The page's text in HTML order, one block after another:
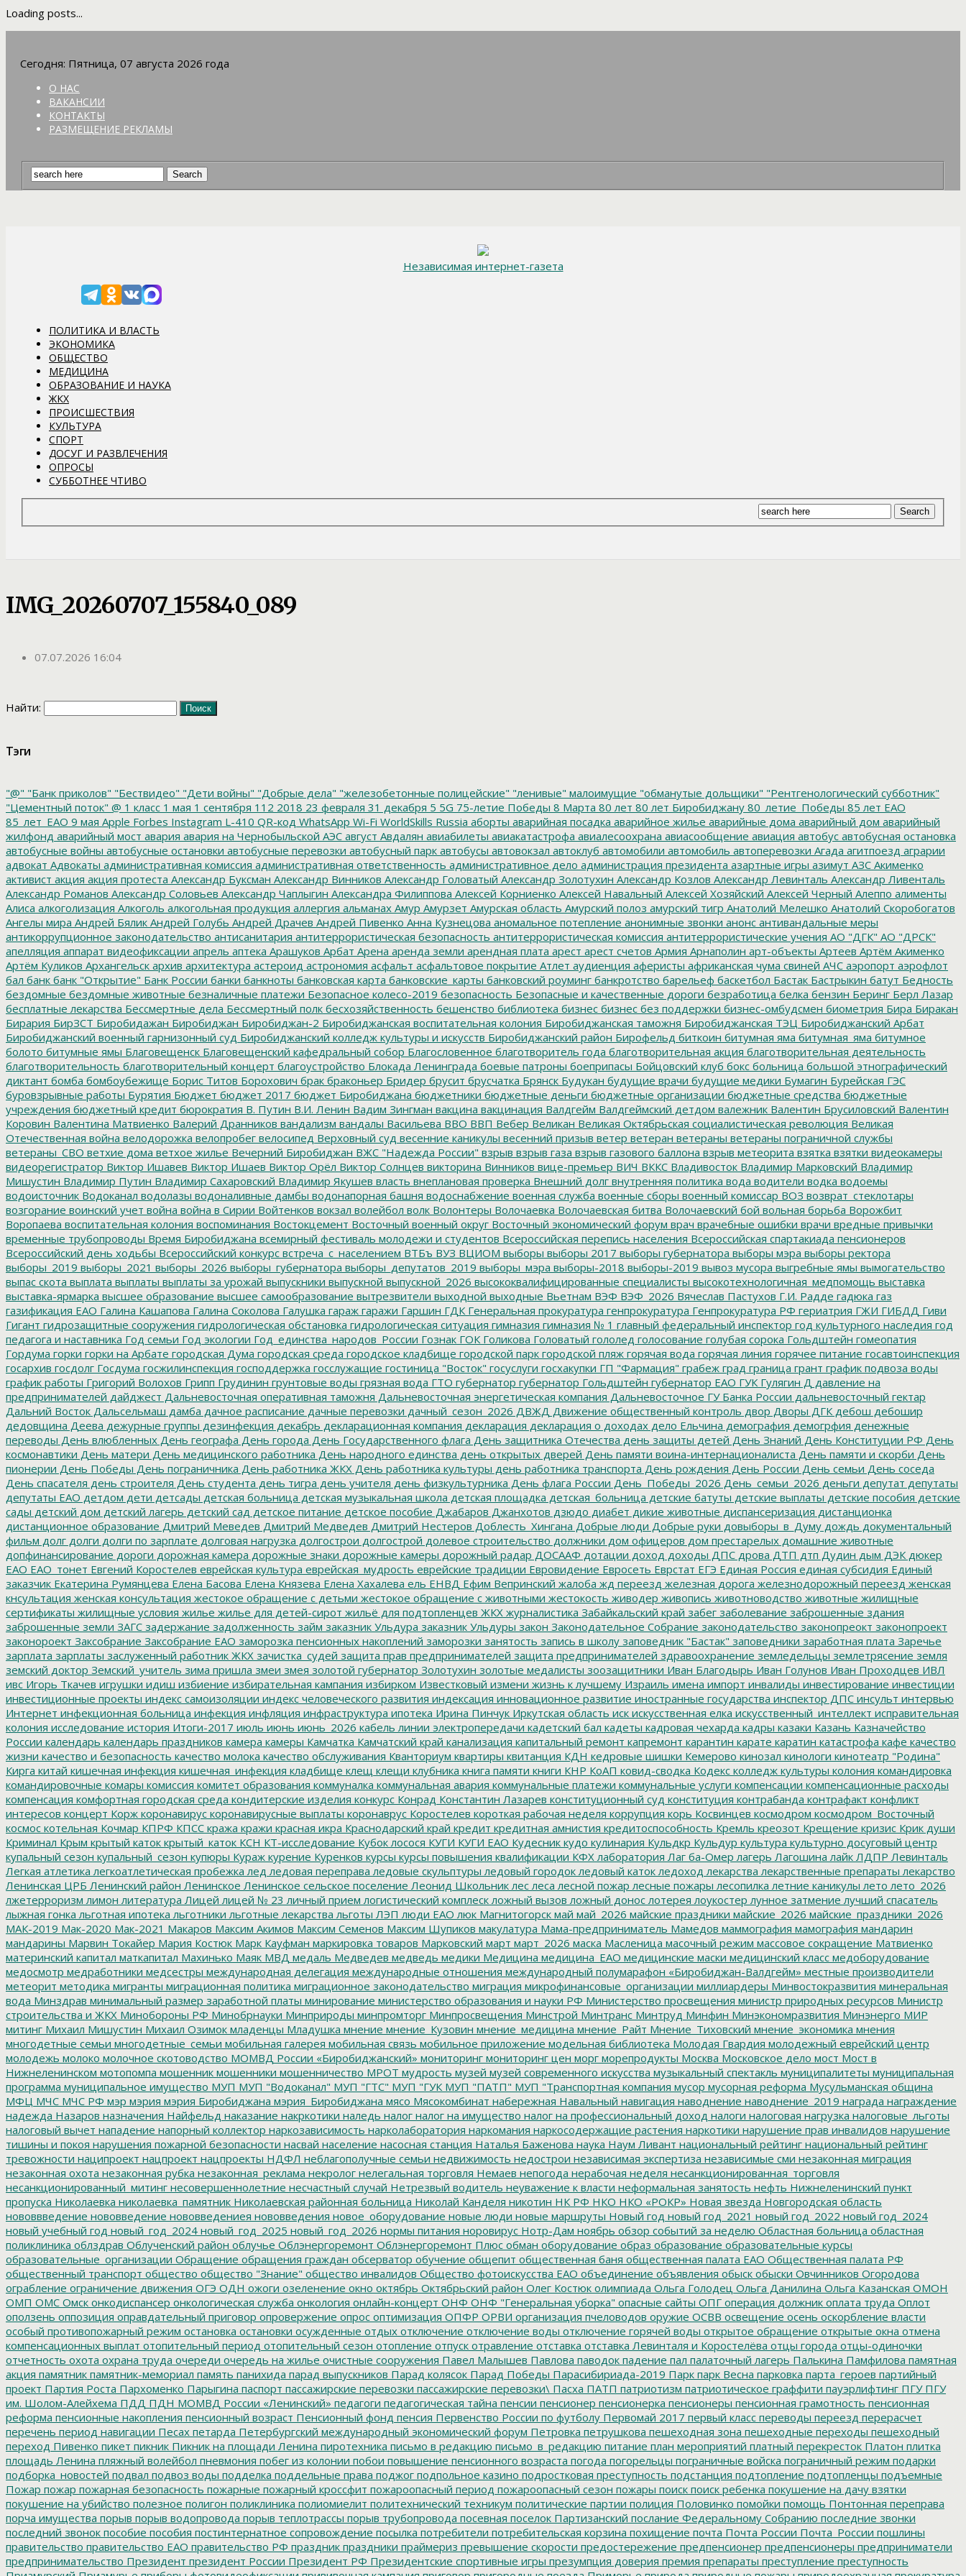
Loading posts...
Сегодня: Пятница, 07 августа 2026 года
О НАС
ВАКАНСИИ
КОНТАКТЫ
РАЗМЕЩЕНИЕ РЕКЛАМЫ
Независимая интернет-газета
ПОЛИТИКА И ВЛАСТЬ
ЭКОНОМИКА
ОБЩЕСТВО
МЕДИЦИНА
ОБРАЗОВАНИЕ И НАУКА
ЖКХ
ПРОИСШЕСТВИЯ
КУЛЬТУРА
СПОРТ
ДОСУГ И РАЗВЛЕЧЕНИЯ
ОПРОСЫ
СУББОТНЕЕ ЧТИВО
IMG_20260707_155840_089
07.07.2026 16:04
Найти:
Тэги
"@" "Банк приколов" "Бествидео" "Дети войны" "Добрые дела" "железобетонные полицейские" "ленивые" малоимущие "обманутые дольщики" "Рентгенологический субботник"
"Цементный поток" @ 1 класс 1 мая 1 сентября 112 2018 23 февраля 31 декабря 5 5G 75-летие Победы 8 Марта 80 лет 80 лет Биробиджану 80_летие_Победы 85 лет ЕАО
85_лет_ЕАО 9 мая Apple Forbes Instagram L-410 QR-код WhatsApp Wi-Fi WorldSkills Russia аборты аварийная посадка аварийное жилье аварийные дома аварийный дом аварийный
жилфонд аварийный мост авария авария на Чернобыльской АЭС август Авдалян авиабилеты авиакатастрофа авиалесоохрана авиасообщение авиация автобус автобусная остановка
автобусные войны автобусные остановки автобусные перевозки автобусный парк автобусы автовокзал автоклуб автомобили автомобиль автоперевозки Агада агитпоезд аграрии
адвокат Адвокаты административная комиссия административная ответственность административное дело администрация президента азартные игры азимут АЗС Акименко
активист акция акция протеста Александр Буксман Александр Винников Александр Головатый Александр Золотухин Александр Козлов Александр Левинталь Александр Ливенталь
Александр Романов Александр Соловьев Александр Чаплыгин Александра Филиппова Алексей Корниенко Алексей Навальный Алексей Хозяйский Алексей Черный Алеппо алименты
Алиса алкоголизация Алкоголь алкогольная продукция аллергия альманах Амур Амурзет Амурская область Амурский полоз амурский тигр Анатолий Мелешко Анатолий Скоробогатов
Ангелы мира Андрей Бялик Андрей Голубь Андрей Драчев Андрей Пивенко Анна Кузнецова аномальное потепление анонимные звонки анонс антивандальные меры
антикоррупционное законодательство антисанитария антитеррористическая безопасность антитеррористическая комиссия антитеррористические учения АО "ДГК" АО "ДРСК"
апелляция аппарат видеофиксации апрель аптека Арашуков Арбат Арена аренда земли арендная плата арест арест счетов Армия Арнаполин арт-объекты Артеев Артём Акименко
Артём Куликов Архангельск архив архитектура астероид астрономия асфальт асфальтовое покрытие Атлет аудиенция аферисты африканская чума свиней АЧС аэропорт аэрофлот
бал банк банк "Открытие" Банк России банки банкноты банковская карта банковские_карты банковский роуминг банкротство барельеф баскетбол Бастак Бастрыкин батут Бедность
бездомные бездомные животные безналичные платежи Безопасное колесо-2019 безопасность Безопасные и качественные дороги безработица белка бензин Беринг Берл Лазар
бесплатные лекарства Бессмертные дела Бессмертный полк бесхозяйственность бешенство библиотека бизнес бизнес без поддержки бизнес-омбудсмен биометрия Бира Биракан
Бирария БирЗСТ Биробидажан Биробиджан Биробиджан-2 Биробиджанская воспитательная колония Биробиджанская таможня Биробиджанская ТЭЦ Биробиджанский Арбат
Биробиджанский военный гарнизонный суд Биробиджанский колледж культуры и искусств Биробиджанский район Бирофельд биткоин битумная яма битумная_яма битумное
болото битумные ямы Благовещенск Благовещенский кафедральный собор Благословенное благотворитель года благотворительная акция благотворительная деятельность
благотворительность благотворительный концерт благоустройство Блокада Ленинграда боевые патроны боеприпасы Бойцовский клуб бокс больница большой этнографический
диктант бомба бомбоубежище Борис Титов Борохович брак браконьер Бридер брусит брусчатка Брянск Будукан будущие врачи будущие медики Бумагин Бурейская ГЭС
буровзрывные работы Бурятия Бюджет бюджет 2017 бюджет Биробиджана бюджетники бюджетные деньги бюджетные организации бюджетные средства бюджетные
учреждения бюджетный кредит бюрократия В. Путин В.И. Ленин Вадим Зингман вакцина вакцинация Валдгейм Валдгеймский детдом валежник Валентин Брусиловский Валентин
Коровин Валентина Матвиенко Валерий Дранников вандализм вандалы Васильева ВВО ВВП Вебер Великан Великая Октябрьская социалистическая революция Великая
Отечественная война велодорожка велопробег велосипед Верховный суд весенние каникулы весенний призыв ветер ветеран ветераны ветераны пограничной службы
ветераны_СВО ветхие дома ветхое жилье Вечерний Биробиджан ВЖС "Надежда России" взрыв взрыв газа взрыв газового баллона взрыв метеорита взятка взятки видеокамеры
видеорегистратор Виктор Ишавев Виктор Ишаев Виктор Орёл Виктор Солнцев викторина Винников вице-премьер ВИЧ ВККС Владивосток Владимир Марковский Владимир
Мишустин Владимир Путин Владимир Сахаровский Владимир Якушев власть внеплановая проверка Внешний долг внутренняя политика вода водители водка водоемы
водоисточник Водоканал водолазы водоналивные дамбы водонапорная башня водоснабжение военная служба военные сборы военный комиссар ВОЗ возврат_стеклотары
возгорание воинский учет война война в Сирии Войтенков вокзал волейбол волк Волонтеры Волочаевка Волочаевская битва Волочаевский бой вольная борьба Ворожбит
Воропаева воспитательная колония воспоминания Востокцемент Восточный военный округ Восточный экономический форум врач врачебные ошибки врачи вредные привычки
временные трубопроводы Время Биробиджана всемирный фестиваль молодежи и студентов Всероссийская перепись населения Всероссийская спартакиада пенсионеров
Всероссийский день ходьбы Всероссийский конкурс встреча_с_населением ВТБъ ВУЗ ВЦИОМ выборы выборы 2017 выборы губернатора выборы мэра выборы ректора
выборы_2019 выборы_2021 выборы_2026 выборы_губернатора выборы_депутатов_2019 выборы_мэра выборы-2018 выборы-2019 вывоз мусора выгребные ямы вымогательство
выпас скота выплата выплаты выплаты за урожай выпускники выпускной выпускной_2026 высококвалифицированные специалисты высокотехнологичная_медпомощь выставка
выставка-ярмарка высшее образование высшее самообразование вытрезвители выходной выходные Вьетнам ВЭФ ВЭФ_2026 Вячеслав Пастухов Г.И. Радде гадюка газ
газификация ЕАО Галина Кашапова Галина Соколова Галушка гараж гаражи Гаршин ГДК Генеральная прокуратура генпрокуратура Генпрокуратура РФ гериатрия ГЖИ ГИБДД Гиви
Гигант гидрозащитные сооружения гидрологическая обстановка гидрологическая ситуация гимназия гимназия № 1 главный федеральный инспектор год культурного наследия год
педагога и наставника Год семьи Год экологии Год_единства_народов_России Гознак ГОК Голикова Головатый гололед голосование голубая сорока Гольдштейн гомеопатия
Гордума горки горки на Арбате городская Дума городская среда городское кладбище городской парк городской пляж горячая вода горячая линия горячее питание госавтоинспекция
госархив госдолг Госдума госжилинспекция господдержка госслужащие гостиница "Восток" госуслуги госхакупки ГП "Фармация" грабеж град граница грант график подвоза воды
график работы Григорий Волохов Грипп Грудинин грунтовые воды грязная вода ГТО губернатор губернатор Гольдштейн губернатор ЕАО ГУК Гулягин Д давление на
предпринимателей дайджест Дальневосточная оперативная таможня Дальневосточная энергетическая компания Дальневосточное ГУ Банка России дальневосточный гектар
Дальний Восток Дальсельмаш дамба дачное расписание дачные перевозки дачный_сезон_2026 ДВЖД Движение общественный контроль двор Дворы ДГК дебош дебошир
дедовщина Деева дежурные группы дезинфекция декабрь декларационная компания декларация декларация о доходах дело Ельчина демография демогрфия денежные
переводы День влюбленных День географа День города День Государственного флага День защитника Отечества день защиты детей День Знаний День Конституции РФ День
космонавтики День матери День медицинского работника День народного единства день открытых дверей День памяти воина-интернационалиста День памяти и скорби День
пионерии День Победы День пограничника День работника ЖКХ День работника культуры день работника транспорта День рождения День России День семьи День соседа
День спасателя день строителя День студента день тигра день учителя день физкультурника День флага России День_Победы_2026 День_семьи_2026 деньги депутат депутаты
депутаты ЕАО детдом дети детсады детская больница детская музыкальная школа детская площадка детская_больница детские батуты детские выплаты детские пособия детские
сады детский дом детский лагерь детский сад детское питание детское пособие Джабаров Джанхотов дзюдо диабет дикие животные диспансеризация дистанционка
дистанционное образование Дмитрий Меведев Дмитрий Медведев Дмитрий Нестеров Доблесть_Хингана Добрые люди Добрые руки довыборы_в_Думу дождь документальный
фильм долг долги долги по зарплате долговая нагрузка долгострои долгострой долевое строительство должники дом офицеров дом престарелых домашние животные
допфинансирование дороги дорожная камера дорожные знаки дорожные камеры дорожный радар ДОСААФ дотации доход доходы ДПС дрова ДТП дтп Дудин дым ДЭК дюкер
ЕАО ЕАО_тонет Евгений Коростелев еврейская культура еврейская_мудрость еврейские традиции Евровидение Евросеть Еврстат ЕГЭ Единая Россия единая субсидия Единый
заказчик Екатерина Румянцева Елена Басова Елена Князева Елена Хахалева ель ЕНВД Ефим Вепринский жалоба жд переезд железная дорога железнодорожный переезд женская
кнсультация женская консультация жестокое обращение с детьми жестокое обращение с животными жестокость живодер живопись животноводство животные жилищные
сертификаты жилищные условия жилье жилье для детей-сирот жильё для подтопленцев ЖКХ журналистика Забайкальский край забег заболевание заброшенные здания
заброшенные земли ЗАГС задержание задолженность займ заказник Ульдура заказник Ульдуры закон Законодательное Собрание законодательство законопреокт законопроект
законороект Заксобрание Заксобрание ЕАО заморозка пенсионных накоплений заморозки занятость запись в школу заповедник "Бастак" заповедники заработная плата Заречье
зарплата зарплаты заслуженный работник ЖКХ зачистка_судей защита прав предпринимателей защита предпринимателей здравоохранение земледельцы землетрясение земля
земский доктор Земский_учитель зима пришла змеи змея золотой губернатор Золотухин золотые медалисты зоозащитники Иван Благодырь Иван Голунов Иван Проходцев ИВЛ
ивс Игорь Ткачев игрушки идиш избиение избирательная кампания избирком Известковый измени жизнь к лучшему Израиль имена импорт инвалиды инвестирование инвестиции
инвестиционные проекты индекс самоизоляции индекс человеческого развития индексация инновационное развитие иностранные государства инспектор ДПС инсульт интервью
Интернет инфекционная больница инфекция инфляция инфраструктура ипотека Ирина Пинчук Иркутская область иск искусственная елка искусственный_интеллект исправительная
колония исследование история Итоги-2017 июль июнь июнь_2026 кабель линии электропередачи кадетский бал кадеты кадровая чехарда кадры казаки Казань Казначейство
России календарь календарь праздников камера камеры Камчатка Камчатский край канализация капитальный ремонт капремонт карантин карате каратин катастрофа кафе качество
жизни качество и безопасность качество молока качество обслуживания Кванториум квартиры квитанция КДН кедровые шишки Кемерово кинозал кинологи кинотеатр "Родина"
Кирга китай кишечная инфекция кишечная_инфекция кладбище клещ клещи клубника книга памяти книги КНР КоАП ковид-сводка Кодекс колледж культуры колония командировка
командировочные комары комиссия комитет образования коммуналка коммунальная авария коммунальные платежи коммунальные услуги компенсации компенсационные расходы
компенсация комфортная городская среда кондитерские изделия конкурс Конрад Константин Лазарев конституционный суд конституция контрабанда контрафакт конфликт
интересов концерт Корж коронавирус коронавирусные выплаты коронаврус Коростелев короткая рабочая неделя коррупция корь Косвинцев космодром космодром_Восточный
космос котельная Кочмар КПРФ КПСС кража кражи красная икра Краснодарский край кредит кредитная амнистия кредитоспособность Кремль креозот Крещение кризис Крик души
Криминал Крым крытый каток крытый_каток КСН КТ-исследование Кубок лосося КУГИ КУГИ ЕАО Кудесник кудо кулинария Кульдкр Кульдур культура культурно досуговый центр
купальный сезон купальный_сезон купюры Кураж курение Куренков курсы курсы повышения квалификации КФХ лаборатория Лаг ба-Омер лагерь Лагошина лайк ЛДПР Левинталь
Легкая атлетика легкоатлетическая пробежка лед ледовая переправа ледовые скульптуры ледовый городок ледовый каток ледоход лекарства лекарственные препараты лекарство
Ленинская ЦРБ Ленинский район Ленинское Ленинское сельское поселение Леонид Школьник лес леса лесной пожар лесные пожары лесопилка летние каникулы лето лето_2026
лжетерроризм лимон литература Лицей лицей № 23 личный прием логистический комплеск ложный вызов ложный донос лотерея лоукостер лунное затмение лучший спасатель
лыжная гонка льготная ипотека льготники льготные лекарства льготы ЛЭП люди ЕАО люк Магнитогорск май май_2026 майские праздники майские_2026 майские_праздники_2026
МАК-2019 Мак-2020 Мак-2021 Макаров Максим Акимов Максим Семенов Максим Шупиков макулатура Мама-предприниматель Мамедов маммография мамография мандарин
мандарины Марвин Токайер Мария Костюк Марк Кауфман маркировка товаров Марковский март март_2026 маска Масленица масочный режим массовое сокращение Матвиенко
материнский капитал маткапитал Махинько Маяк МВД медаль Медведев медведь медики Медицина медицина_ЕАО медицинские маски медицинский класс медоборудование
медосмотр медработники медсестры международная делегация международные отношения международный полумарафон «Биробиджан-Валдгейм» местные производители
метеорит методика мигранты миграционная политика миграционное законодательство миграция микрофинансовые_организации миллиардеры Минвостокразвития минеральная
вода Минздрав минимальный размер заработной платы минирование министерство образования и науки РФ Министерство просвещения министр природных ресурсов Министр
строительства и ЖКХ Минобороны РФ Минобрнауки Минприроды минпромторг Минпросвещения Минстрой Минтранс Минтруд Минфин Минэкономразвития Минэнерго МИР
митинг Михаил Мишустин Михаил Озимок младенцы Младушка мнение мнение_Кузовин мнение_медицина мнение_Райт Мнение_Тиховский мнение_экономика мнения
многодетные семьи многодетные_семьи мобильная галерея мобильная связь мобильное приложение модельная библиотека Молодая Гвардия молодежный еврейский центр
молодежь молоко молочное скотоводство МОМВД России «Биробиджанский» мониторинг мониторинг цен морг морепродукты Москва Московское дело мост Мост в
Нижнеленинском мотопомпа мошенник мошенники мошенничество МРОТ мудрость музей музей современного искусства музыкальный спектакль муниципалитеты муниципальная
программа муниципальное имущество МУП МУП "Водоканал" МУП "ГТС" МУП "ГУК МУП "ПАТП" МУП "Транспортная компания мусор мусорная реформа Мусульманская община
МФЦ МЧС МЧС РФ мэр мэрия мэрия Биробиджана мэрия_Биробиджана мясо Мясокомбинат набережная Навальный навигация наводнение наводнение_2019 награда награждение
надежда Назаров назначения Найфельд наказание накркотики наледь налог налог на имущество налог на профессиональный доход налоги налоговая нагрузка налоговые_льготы
налоговый вычет нападение напорный коллектор наркозависимость нарколаборатория наркомания наркосодержащие растения наркотики нарушение прав инвалидов нарушение
тишины и покоя нарушения пожарной безопасности насвай население насосная станция Наталья Баженова наука Наум Ливант национальный рейтинг национальный рейтинг
тревожности наципроект нацпроект нацпроекты НДФЛ неблагополучные семьи недвижимость недострои независимая экспертиза независимые сми незаконная миграция
незаконная охота незаконная рубка незаконная_реклама некролог нелегальная торговля Немаев непогода нерабочая неделя несанкционированная_торговля
несанкционированный_митинг несовершеннолетние несчастный случай Нетрезвый водитель неуважение к власти неформальная занятость нефть Нижнеленинский пункт
пропуска Николаевка николаевка_памятник Николаевская районная больница Николай Канделя никотин НК РФ НКО НКО «РОКР» Новая звезда Новгородская область
нововвведение нововведение нововведениея нововведения новое_оборудование новые люди новые маршруты Новый год новый год_2021 новый год_2022 новый год_2024
новый учебный год новый_год_2024 новый_год_2025 новый_год_2026 нормы питания норовирус Нотр-Дам ноябрь обзор событий за неделю Областная больница областная
поликлиника облздрав Облученский район облучье Облэнергоремонт Облэнергоремонт Плюс обман оборудование образ образование образовательные курсы
образовательные_организации Обращение обращения граждан обсерватор обучение общепит общественная баня общественная палата ЕАО Общественная палата РФ
общественный транспорт общество общество "Знание" общество инвалидов Общество фотоискусства ЕАО объединение объявления обыск обыски Овчинников Огородова
ограбление ограничение движения ОГЭ ОДН ожоги озеленение окно октябрь Октябрьский район Олег Костюк олимпиада Ольга Голодец Ольга Данилина Ольга Казанская ОМОН
ОМП ОМС Омск онкодиспансер онкологическая служба онкология онлайн-концерт ОНФ ОНФ "Генеральная уборка" опасные сайты ОПГ операция должник оплата труда Оплот
оползень оппозиция оправдательный приговор опровержение опрос оптимизация ОПФР ОРВИ организация пчеловодов оружие ОСВВ освещение осень оскорбление власти
особый противопожарный режим остановка остановки осужденные отдых отключение отключение воды отключение горячей воды открытое обращение открытые окна отмена
компенсационных выплат отопительный период отопительный сезон отопление отпуск отравление отставка отставка Левинталя и Коростелёва отцы города отцы-одиночки
отчетность охота охрана труда очереди очередь на жилье очистные сооружения Павел Малышев Павлова паводок падение пал палаточный лагерь Палькина Памфилова памятная
акция памятник памятник-мемориал память панихида парад выпускников Парад колясок Парад Победы Парасибириада-2019 Парк парк Весна парковка парта_героев партийный
проект Партия Роста Пархоменко Парыгина паспорт пассажирские перевозки пассажирские перевозки\ Пасха ПАТП патриотизм патриотическое граффити пауэрлифтинг ПГУПГУ
им. Шолом-Алейхема ПДД ПДН МОМВД России «Ленинский» педагоги педагогическая тайна пенсии пенсионер пенсионерка пенсионеры пенсионная грамотность пенсионная
реформа пенсионные накопления пенсионный возраст Пенсионный фонд пенсия Первенство России по футболу Первомай 2017 первый класс переводы переезд перерасчет
перечень период навигации Песах петарда Петербургский международный экономический форум Петровка петрушкова пешеходная зона пешеходные переходы пешеходный
переход Пивенко пикет пикник Пикник на площади Ленина пиротехника письмо в редакцию письмо_в_редакцию питание план мероприятий платный перекресток Платон плитка
площадь Ленина пляжный волейбол пневмония побег из колонии побои повышение пенсионного возраста погода погорельцы пограничные войска пограничный режим подарки
подборка_новостей подвал подвоз воды подделка поддельные права поджог подпольное казино подростковая преступность подстанция подтопление подтопленцы подъемные
Пожар пожар пожарная безопасность пожарные пожарный кроссфит пожароопасный период пожароопасный сезон пожары поиск поиск ребенка покушение на дачу взятки
покушение на убийство полезное полигон поликлиника полиомиелит политехнический техникум политические партии полиция Половинко помойки помощь Понтонная переправа
порча имущества порыв порыв водопровода порыв теплотрассы порыв трубопровода посевная поселок Партизанский послание Федеральному Собранию последние звонки
последний звонок пособие пособия постинтернатное сопровождение посылка потребители потребительская корзина похищение почта Почта России Почта_России пошлины
правительство правительство ЕАО правительство РФ праздник праздники праймериз превышение скорости предостережение предпенсионер предпенсионеры предприниматели
предпринимательство Президент президент России Президент РФ Президентские спортивные игры презумпция доверия премия препараты преступление преступность